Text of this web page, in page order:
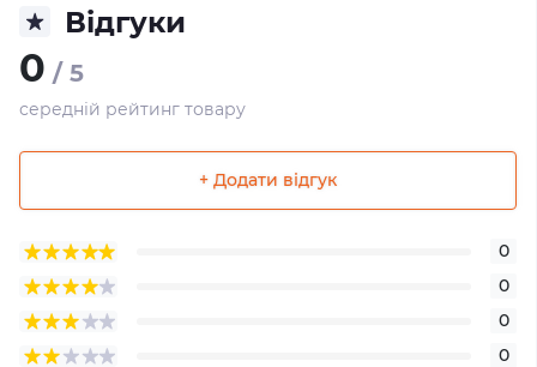
Відгуки
0 / 5
середній рейтинг товару
+ Додати відгук
0
0
0
0